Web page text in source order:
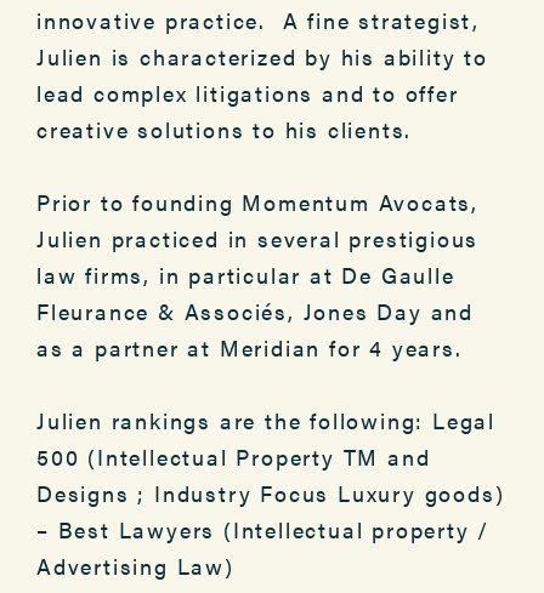
innovative practice. A fine strategist,
Julien is characterized by his ability to
lead complex litigations and to offer
creative solutions to his clients.
Prior to founding Momentum Avocats,
Julien practiced in several prestigious
law firms, in particular at De Gaulle
Fleurance & Associés, Jones Day and
as a partner at Meridian for 4 years.
Julien rankings are the following: Legal
500 (Intellectual Property TM and
Designs ; Industry Focus Luxury goods)
– Best Lawyers (Intellectual property /
Advertising Law)